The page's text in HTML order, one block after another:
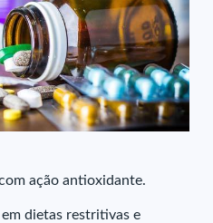
ação antioxidante.
dietas restritivas e